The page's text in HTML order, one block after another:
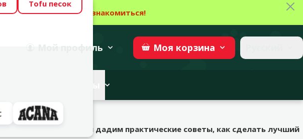
овые корма! 🍖 → Ознакомиться!
звездой 2027 Участвовать
профиль Моя корзина
Tofu песок
декоры?
для аквариумов и дадим практические советы, как сделать лучший